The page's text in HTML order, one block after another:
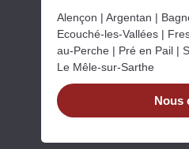
Alençon | Argentan |
Ecouché-les-Vallées |
au-Perche | Pré en Pail |
Le Mêle-sur-Sarthe
Nous